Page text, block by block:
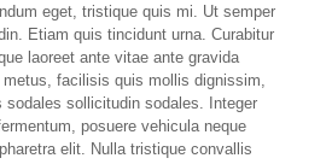
eget, tristique quis mi. Ut semper
Etiam quis tincidunt urna. Curabitur
laoreet ante vitae ante gravida
facilisis quis mollis dignissim,
sodales sollicitudin sodales. Integer
posuere vehicula neque
elit. Nulla tristique convallis